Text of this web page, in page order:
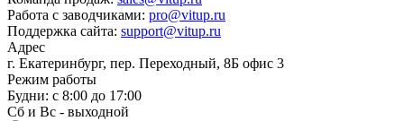
Работа с заводчиками: pro@vitup.ru
Поддержка сайта: support@vitup.ru
Адрес
г. Екатеринбург, пер. Переходный, 8Б офис 3
Режим работы
Будни: с 8:00 до 17:00
Сб и Вс - выходной